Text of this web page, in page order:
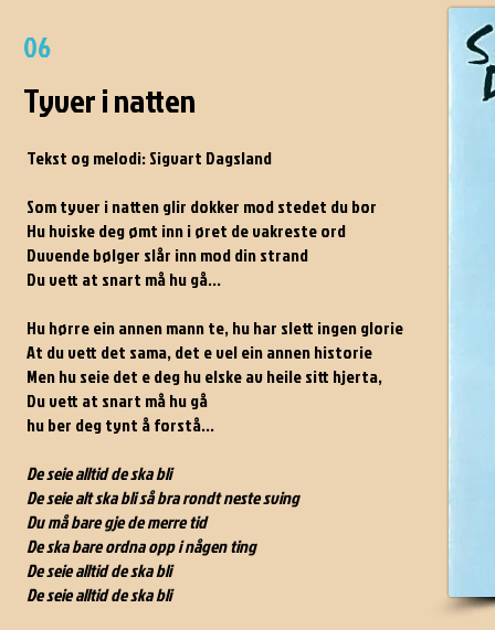
06
Tyver i natten
Tekst og melodi: Sigvart Dagsland
Som tyver i natten glir dokker mod stedet du bor
Hu hviske deg ømt inn i øret de vakreste ord
Duvende bølger slår inn mod din strand
Du vett at snart må hu gå...
Hu hørre ein annen mann te, hu har slett ingen glorie
At du vett det sama, det e vel ein annen historie
Men hu seie det e deg hu elske av heile sitt hjerta,
Du vett at snart må hu gå
hu ber deg tynt å forstå...
De seie alltid de ska bli
De seie alt ska bli så bra rondt neste sving
Du må bare gje de merre tid
De ska bare ordna opp i någen ting
De seie alltid de ska bli
De seie alltid de ska bli